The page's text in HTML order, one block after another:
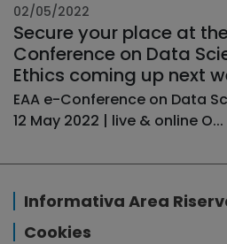
02/05/2022
Secure your place at
Conference on Data
Ethics coming up next
EAA e-Conference on Data
12 May 2022 | live & online O...
Informativa Area
Cookies